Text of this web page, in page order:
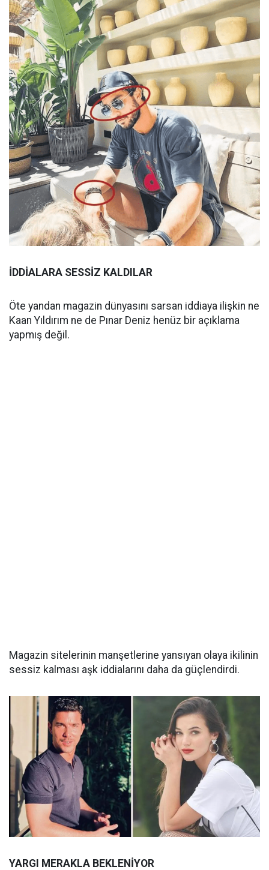
İDDİALARA SESSİZ KALDILAR
Öte yandan magazin dünyasını sarsan iddiaya ilişkin ne
Kaan Yıldırım ne de Pınar Deniz henüz bir açıklama
yapmış değil.
Magazin sitelerinin manşetlerine yansıyan olaya ikilinin
sessiz kalması aşk iddialarını daha da güçlendirdi.
YARGI MERAKLA BEKLENİYOR